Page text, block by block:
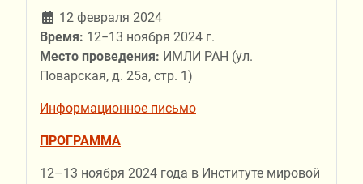
12 февраля 2024
Время: 12−13 ноября 2024 г.
Место проведения: ИМЛИ РАН (ул.
Поварская, д. 25а, стр. 1)
Информационное письмо
ПРОГРАММА
12–13 ноября 2024 года в Институте мировой